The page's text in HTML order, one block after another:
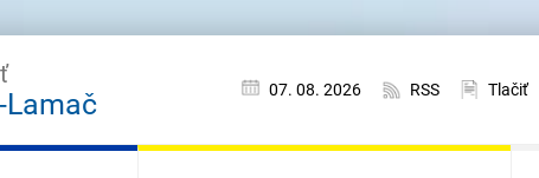
Lamač 07. 08. 2026 RSS Tlačiť